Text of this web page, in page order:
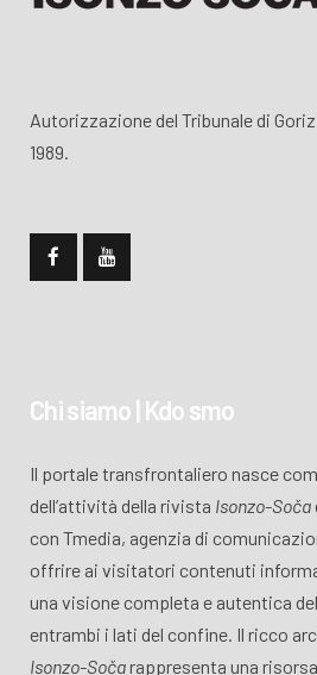
Autorizzazione del Tribunale di
1989.
Chi siamo | Kdo smo
Il portale transfrontaliero nasce
dell’attività della rivista Isonzo-Soča
con Tmedia, agenzia di
offrire ai visitatori contenuti
una visione completa e autentica
entrambi i lati del confine. Il ricco
Isonzo-Sočarappresenta una